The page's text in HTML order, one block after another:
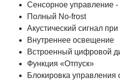
Сенсорное управление -
Полный No-frost
Акустический сигнал
Внутреннее освещение
Встроенный цифровой
Функция «Отпуск»
Блокировка управления